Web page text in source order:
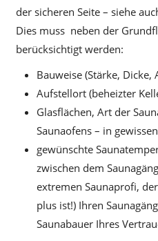
der sicheren Seite – siehe
Dies muss neben der
berücksichtigt werden:
Bauweise (Stärke, Dicke,
Aufstellort (beheizter
Glasflächen, Art der
Saunaofens – in
gewünschte
zwischen dem
extremen Saunaprofi,
plus ist!) Ihren
Saunabauer Ihres